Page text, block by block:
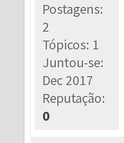
Postagens:
2
Tópicos: 1
Juntou-se:
Dec 2017
Reputação:
0